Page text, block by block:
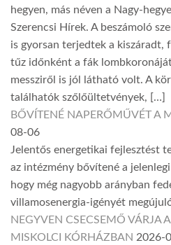
hegyen, más néven a Nagy-
Szerencsi Hírek. A beszámoló
is gyorsan terjedtek a kiszáradt,
tűz időnként a fák
messziről is jól látható volt. A
találhatók szőlőültetvények, […]
BŐVÍTENÉ NAPERŐMŰVÉT A
08-06
Jelentős energetikai fejlesztést
az intézmény bővítené a
hogy még nagyobb arányban
villamosenergia-igényét
NEGYVEN CSECSEMŐ VÁRJA
MISKOLCI KÓRHÁZBAN 2026-